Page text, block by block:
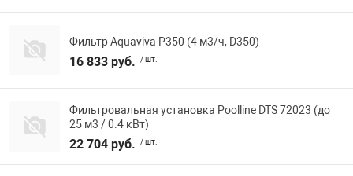
Фильтр Aquaviva P350 (4 м3/ч, D350)
16 833 руб. / шт.
Фильтровальная установка Poolline DTS 72023 (до
25 м3 / 0.4 кВт)
22 704 руб. / шт.